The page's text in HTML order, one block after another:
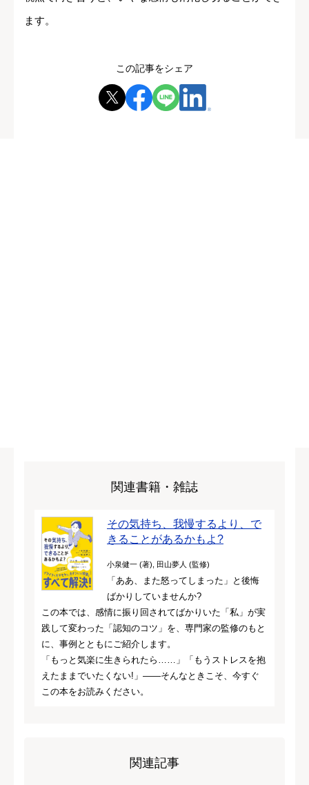
ます。
この記事をシェア
関連書籍・雑誌
その気持ち、我慢するより、で
きることがあるかもよ?
小泉健一 (著), 田山夢人 (監修)
「ああ、また怒ってしまった」と後悔
ばかりしていませんか?
この本では、感情に振り回されてばかりいた「私」が実
践して変わった「認知のコツ」を、専門家の監修のもと
に、事例とともにご紹介します。
「もっと気楽に生きられたら……」「もうストレスを抱
えたままでいたくない!」――そんなときこそ、今すぐ
この本をお読みください。
関連記事